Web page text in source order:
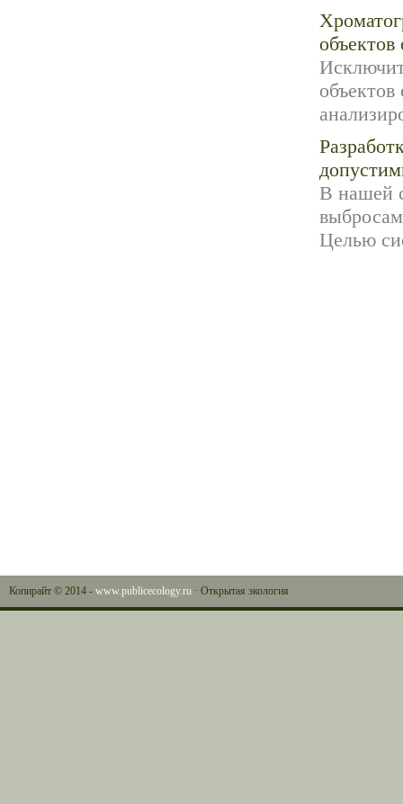
В нашей
Целью
Копирайт © 2014 - www.publicecology.ru · Открытая экология